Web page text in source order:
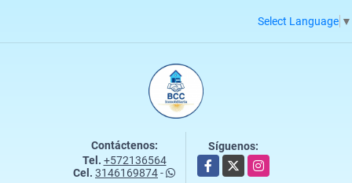
Select Language ▼
Contáctenos:
Tel. +572136564
Cel. 3146169874-
Síguenos:
Facebook
X Instagram